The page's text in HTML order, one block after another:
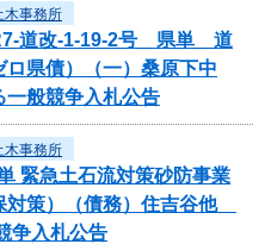
木事務所
道改-1-19-2号 県単 道
県債）（一）桑原下中
般競争入札公告
木事務所
緊急土石流対策砂防事業
対策）（債務）住吉谷他
争入札公告